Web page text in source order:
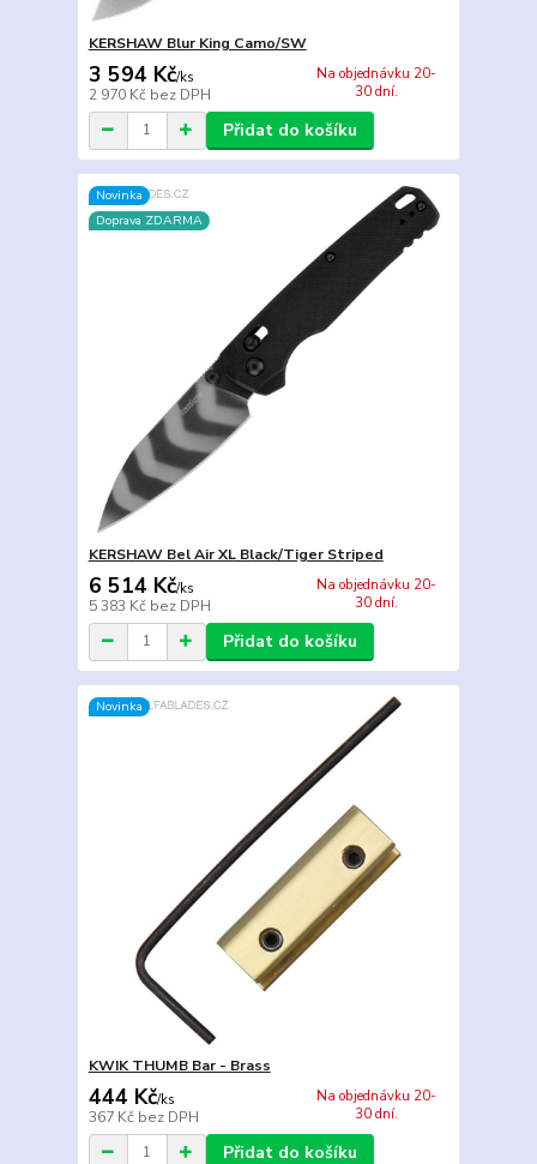
KERSHAW Blur King Camo/SW
3 594 Kč/ks
2 970 Kč bez DPH
Na objednávku 20-
30 dní.
Přidat do košíku
Novinka
Doprava ZDARMA
KERSHAW Bel Air XL Black/Tiger Striped
6 514 Kč/ks
5 383 Kč bez DPH
Na objednávku 20-
30 dní.
Přidat do košíku
Novinka
KWIK THUMB Bar - Brass
444 Kč/ks
367 Kč bez DPH
Na objednávku 20-
30 dní.
Přidat do košíku